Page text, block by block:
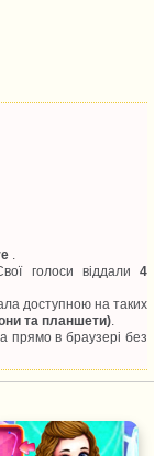
голоси віддали4
доступною на таких
та планшети)
в браузері без